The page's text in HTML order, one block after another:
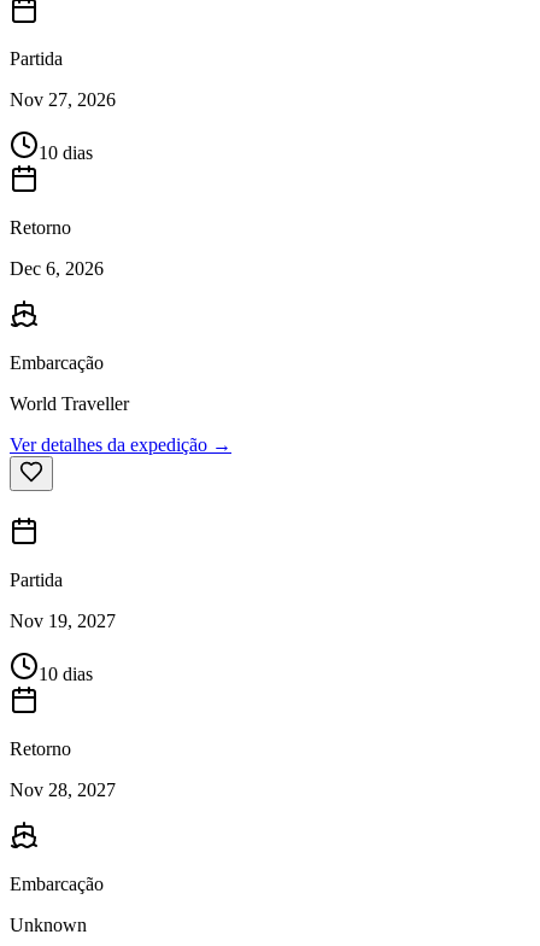
Partida
Nov 27, 2026
10 dias
Retorno
Dec 6, 2026
Embarcação
World Traveller
Ver detalhes da expedição →
Partida
Nov 19, 2027
10 dias
Retorno
Nov 28, 2027
Embarcação
Unknown